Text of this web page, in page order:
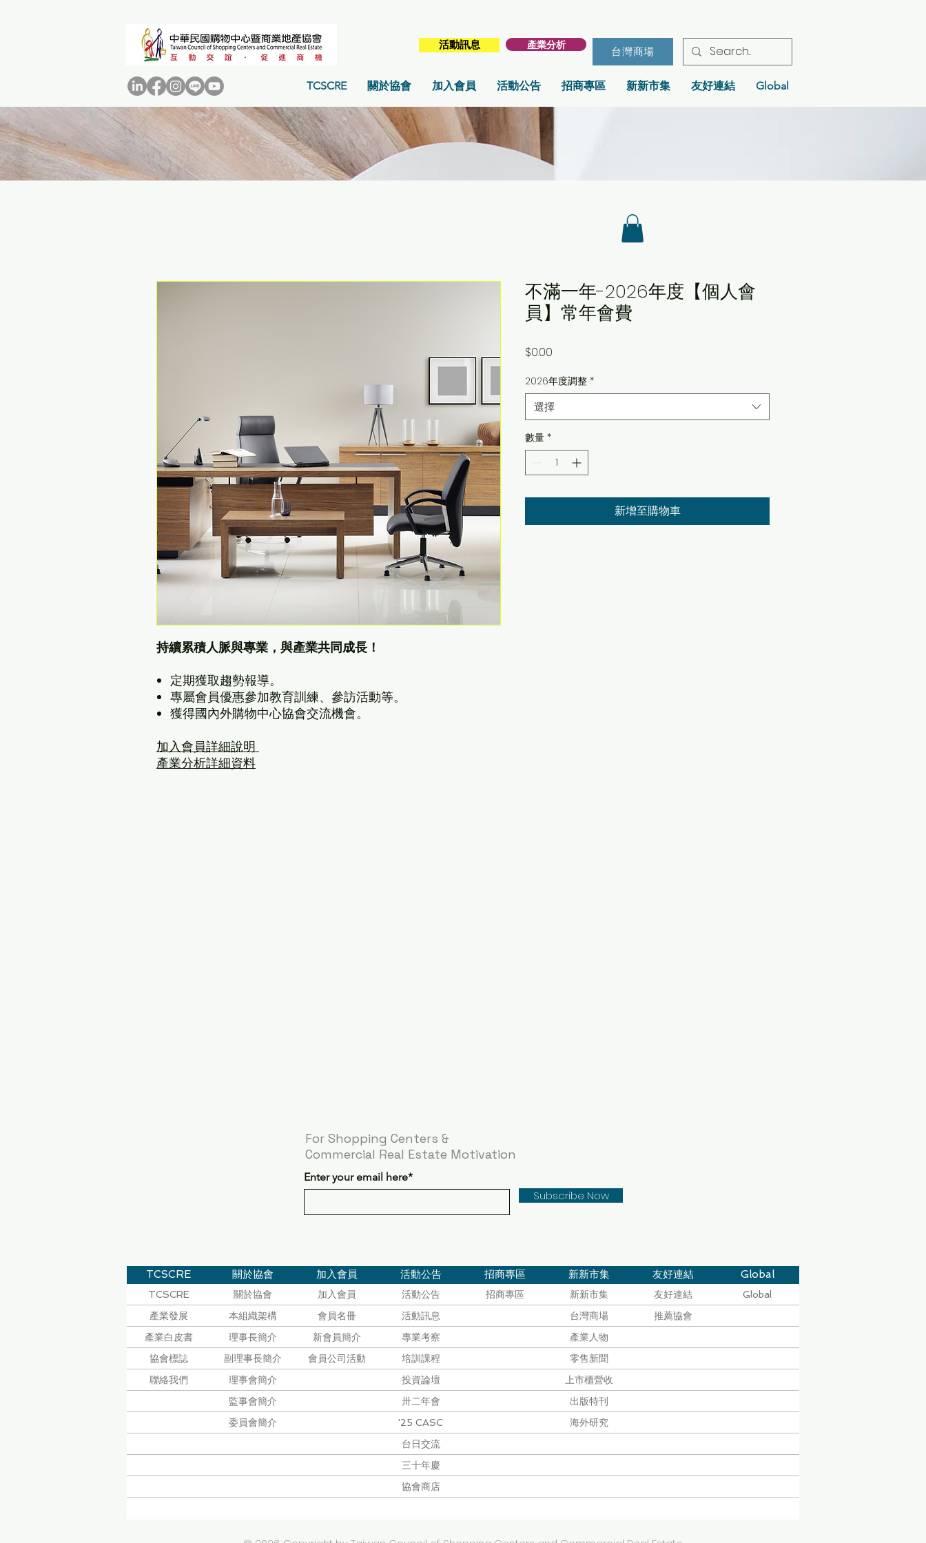
活動訊息 產業分析
台灣商場
TCSCRE 關於協會 加入會員 活動公告 招商專區 新新市集 友好連結 Global
持續累積人脈與專業，與產業共同成長！
定期獲取趨勢報導。
專屬會員優惠參加教育訓練、參訪活動等。
獲得國內外購物中心協會交流機會。
加入會員詳細說明
產業分析詳細資料
不滿一年-2026年度【個人會
員】常年會費
$0.00
2026年度調整 *
選擇
數量 *
新增至購物車
For Shopping Centers &
Commercial Real Estate Motivation
Enter your email here*
Subscribe Now
TCSCRE 關於協會 加入會員 活動公告 招商專區 新新市集 友好連結 Global
TCSCRE 關於協會 加入會員 活動公告 招商專區 新新市集 友好連結
Global
產業發展
本組織架構 會員名冊 活動訊息 台灣商場
推薦協會
產業白皮書
理事長簡介 新會員簡介 專業考察
產業人物
協會標誌
副理事長簡介 會員公司活動 培訓課程
零售新聞
聯絡我們
理事會簡介 投資論壇
上市櫃營收
監事會簡介
卅二年會
出版特刊
委員會簡介
'25 CASC
海外研究
台日交流
三十年慶
協會商店